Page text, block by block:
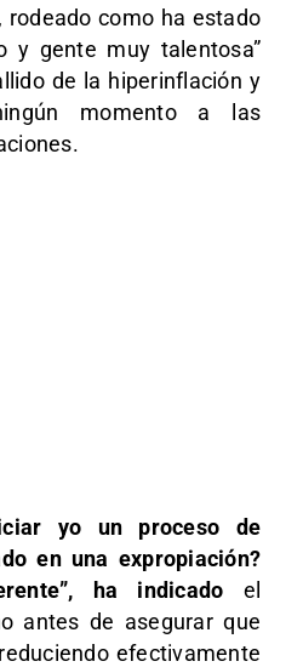
como ha estado
y gente muy talentosa”
de la hiperinflación y
momento a las
yo un proceso de
en una expropiación?
ha indicado el
antes de asegurar que
efectivamente